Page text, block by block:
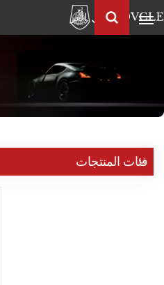
العربية
English
Pусский
中
فئات المنتجات